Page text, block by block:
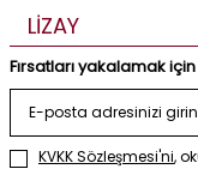
LİZAY
Fırsatları yakalamak
KVKK Sözleşmesi'ni,